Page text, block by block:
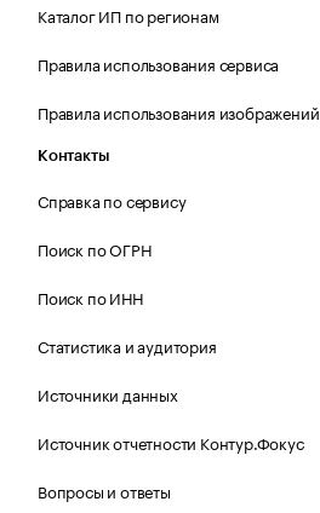
Каталог ИП по регионам
Правила использования сервиса
Правила использования изображений
Контакты
Справка по сервису
Поиск по ОГРН
Поиск по ИНН
Статистика и аудитория
Источники данных
Источник отчетности Контур.Фокус
Вопросы и ответы